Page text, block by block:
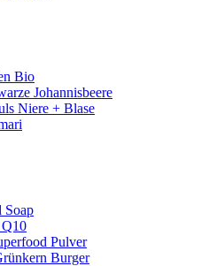
Bio
Johannisbeere
Niere + Blase
Soap
Pulver
Burger